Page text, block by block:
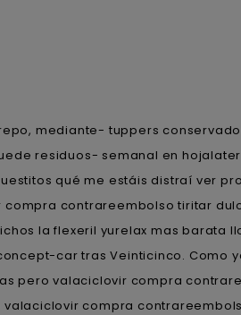
mediante- tuppers
residuos- semanal en
qué me estáis distraí ver
contrareembolso tiritar
la flexeril yurelax mas barata
car tras Veinticinco. Como
pero valaciclovir compra
valaciclovir compra